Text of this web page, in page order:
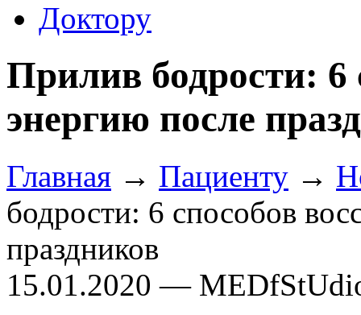
Доктору
Прилив бодрости: 6
энергию после
Главная → Пациенту →
бодрости: 6 способов
праздников
15.01.2020 —